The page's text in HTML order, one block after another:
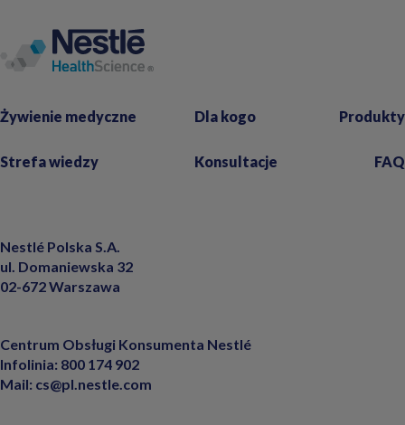
Żywienie medyczne Dla kogo Produkty
Strefa wiedzy Konsultacje FAQ
Nestlé Polska S.A.
ul. Domaniewska 32
02-672 Warszawa
Centrum Obsługi Konsumenta Nestlé
Infolinia: 800 174 902
Mail: cs@pl.nestle.com